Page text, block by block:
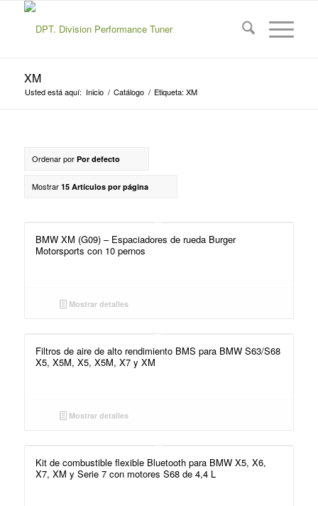
XM
Usted está aquí: Inicio / Catálogo / Etiqueta: XM
Ordenar por Por defecto
Mostrar 15 Artículos por página
BMW XM (G09) – Espaciadores de rueda Burger
Motorsports con 10 pernos
Mostrar detalles
Filtros de aire de alto rendimiento BMS para BMW S63/S68
X5, X5M, X5, X5M, X7 y XM
Mostrar detalles
Kit de combustible flexible Bluetooth para BMW X5, X6,
X7, XM y Serie 7 con motores S68 de 4,4 L